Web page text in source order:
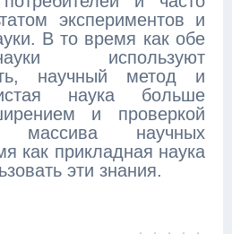
экспериментов и
В то время как обе
используют
научный метод и
наука больше
и проверкой
массива научных
как прикладная наука
эти знания.